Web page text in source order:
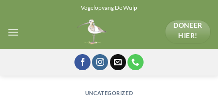
inhoud
Vogelopvang De Wulp
DONEER
HIER!
UNCATEGORIZED